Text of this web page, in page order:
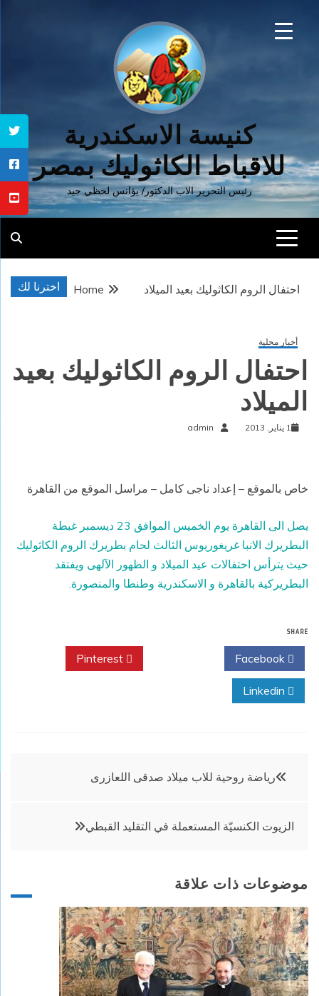
كنيسة الاسكندرية
للاقباط الكاثوليك بمصر
رئيس التحرير الاب الدكتور/ يؤانس لحظي جيد
اخترنا لك Home احتفال الروم الكاثوليك بعيد الميلاد
أخبار محلية
احتفال الروم الكاثوليك بعيد
الميلاد
1 يناير, 2013 admin
خاص بالموقع – إعداد ناجى كامل – مراسل الموقع من القاهرة
يصل الى القاهرة يوم الخميس الموافق 23 ديسمبر غبطة
البطريرك الانبا غريغوريوس الثالث لحام بطريرك الروم الكاثوليك
حيث يترأس احتفالات عيد الميلاد و الظهور الآلهى ويفتقد
البطريركية بالقاهرة و الاسكندرية وطنطا والمنصورة.
SHARE
تصفّح
رياضة روحية للاب ميلاد صدقى اللعازرى
الزيوت الكنسيّة المستعملة في التقليد القبطي
موضوعات ذات علاقة